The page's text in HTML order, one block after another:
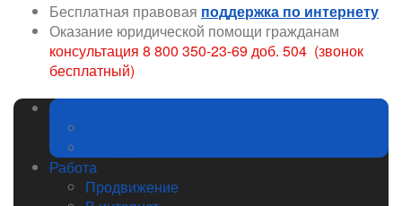
Бесплатная правовая поддержка по интернету
Оказание юридической помощи гражданам
консультация 8 800 350-23-69 доб. 504 (звонок
бесплатный)
Законодательство
Работа
Продвижение